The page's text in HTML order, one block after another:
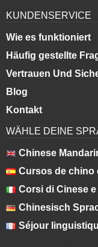
KUNDENSERVICE
Wie es funktioniert
Häufig gestellte
Vertrauen Und
Blog
Kontakt
WÄHLE DEINE
Chinese
Cursos de chino
Corsi di Cinese
Chinesisch
Séjour